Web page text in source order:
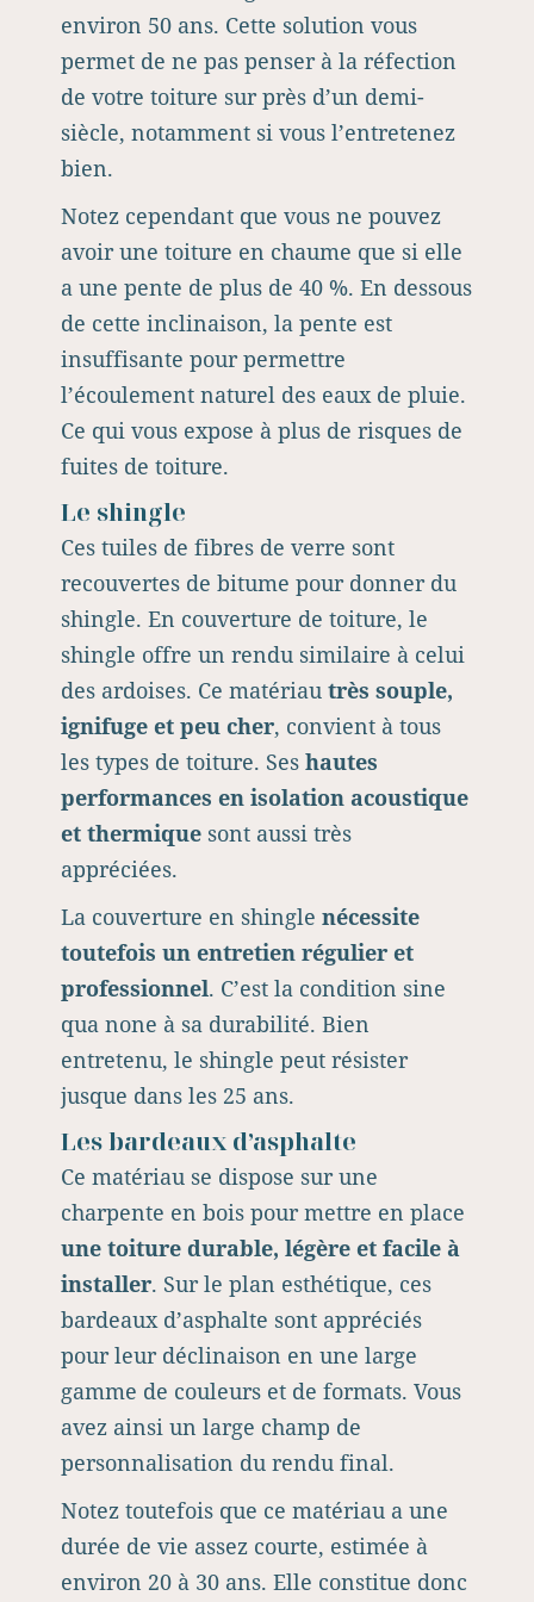
environ 50 ans. Cette solution vous
permet de ne pas penser à la réfection
de votre toiture sur près d’un demi-
siècle, notamment si vous l’entretenez
bien.
Notez cependant que vous ne pouvez
avoir une toiture en chaume que si elle
a une pente de plus de 40 %. En dessous
de cette inclinaison, la pente est
insuffisante pour permettre
l’écoulement naturel des eaux de pluie.
Ce qui vous expose à plus de risques de
fuites de toiture.
Le shingle
Ces tuiles de fibres de verre sont
recouvertes de bitume pour donner du
shingle. En couverture de toiture, le
shingle offre un rendu similaire à celui
des ardoises. Ce matériau très souple,
ignifuge et peu cher, convient à tous
les types de toiture. Ses hautes
performances en isolation acoustique
et thermique sont aussi très
appréciées.
La couverture en shingle nécessite
toutefois un entretien régulier et
professionnel. C’est la condition sine
qua none à sa durabilité. Bien
entretenu, le shingle peut résister
jusque dans les 25 ans.
Les bardeaux d’asphalte
Ce matériau se dispose sur une
charpente en bois pour mettre en place
une toiture durable, légère et facile à
installer. Sur le plan esthétique, ces
bardeaux d’asphalte sont appréciés
pour leur déclinaison en une large
gamme de couleurs et de formats. Vous
avez ainsi un large champ de
personnalisation du rendu final.
Notez toutefois que ce matériau a une
durée de vie assez courte, estimée à
environ 20 à 30 ans. Elle constitue donc